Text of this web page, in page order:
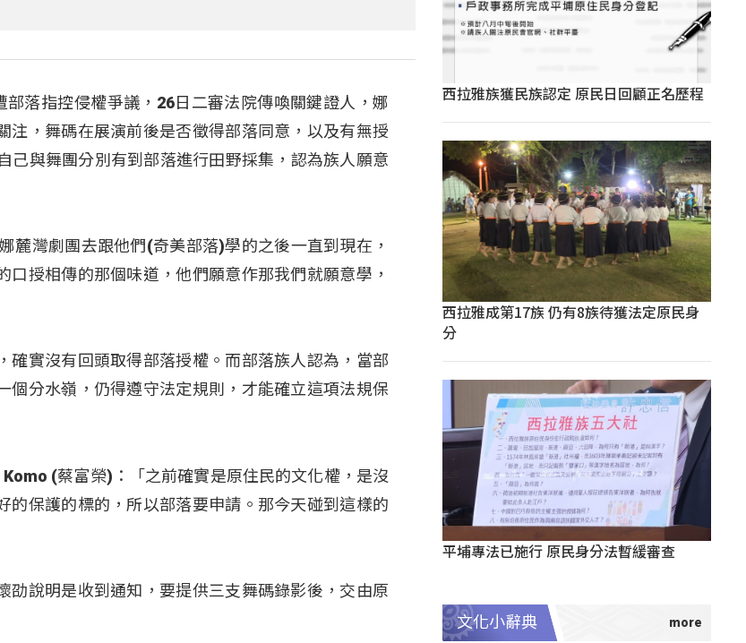
落指控侵權爭議，26日二審法院傳喚關鍵證人，娜
注，舞碼在展演前後是否徵得部落同意，以及有無授
己與舞團分別有到部落進行田野採集，認為族人願意
麓灣劇團去跟他們(奇美部落)學的之後一直到現在，
授相傳的那個味道，他們願意作那我們就願意學，
確實沒有回頭取得部落授權。而部落族人認為，當部
個分水嶺，仍得遵守法定規則，才能確立這項法規保
(蔡富榮)：「之前確實是原住民的文化權，是沒
的保護的標的，所以部落要申請。那今天碰到這樣的
劭說明是收到通知，要提供三支舞碼錄影後，交由原
西拉雅族獲民族認定 原民日回顧正名歷程
西拉雅成第17族 仍有8族待獲法定原民身
分
平埔專法已施行 原民身分法暫緩審查
文化小辭典